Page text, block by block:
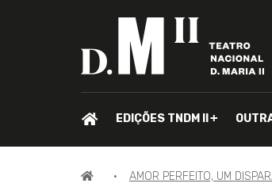
PÁGINA
EDIÇÕES TNDM II
PÁGINAAMOR PERFEITO, UM